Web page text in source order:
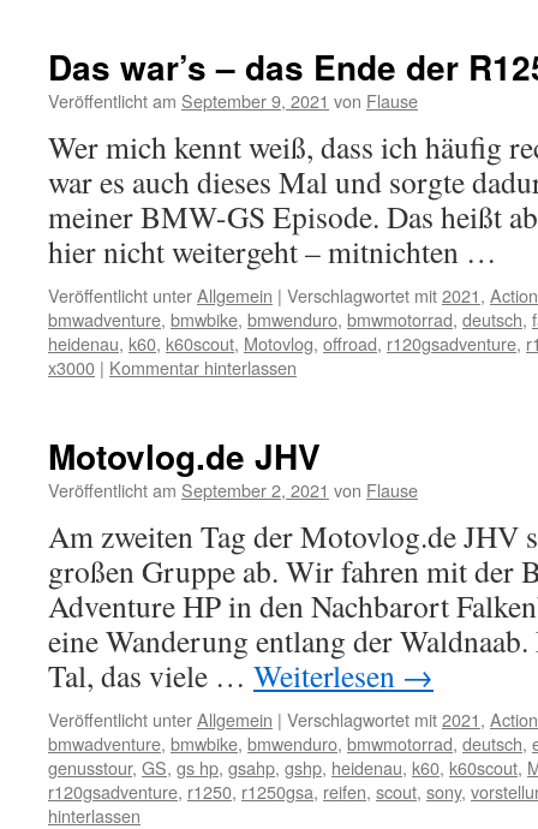
Das war’s – das Ende der
Veröffentlicht am September 9, 2021 von Flause
Wer mich kennt weiß, dass ich häufig
war es auch dieses Mal und sorgte
meiner BMW-GS Episode. Das heißt
hier nicht weitergeht – mitnichten …
Veröffentlicht unterAllgemein | Verschlagwortet mit2021,
bmwadventure, bmwbike, bmwenduro, bmwmotorrad, deutsch,
heidenau, k60, k60scout, Motovlog, offroad, r120gsadventure,
x3000 | Kommentar hinterlassen
Motovlog.de JHV
Veröffentlicht am September 2, 2021 von Flause
Am zweiten Tag der Motovlog.de JHV
großen Gruppe ab. Wir fahren mit der
Adventure HP in den Nachbarort
eine Wanderung entlang der
Tal, das viele … Weiterlesen →
Veröffentlicht unterAllgemein | Verschlagwortet mit2021,
bmwadventure, bmwbike, bmwenduro, bmwmotorrad, deutsch,
genusstour, GS, gs hp, gsahp, gshp, heidenau, k60, k60scout,
r120gsadventure, r1250, r1250gsa, reifen, scout, sony,
hinterlassen